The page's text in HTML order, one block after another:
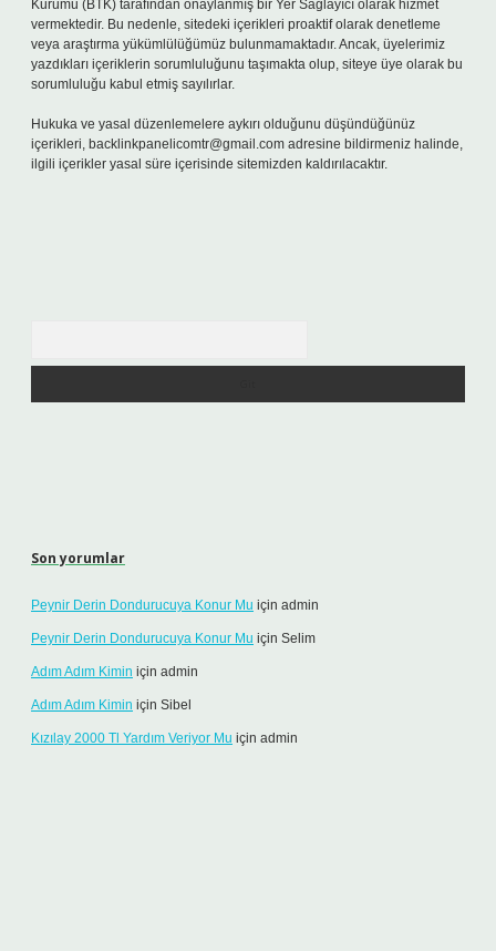
Kurumu (BTK) tarafından onaylanmış bir Yer Sağlayıcı olarak hizmet
vermektedir. Bu nedenle, sitedeki içerikleri proaktif olarak denetleme
veya araştırma yükümlülüğümüz bulunmamaktadır. Ancak, üyelerimiz
yazdıkları içeriklerin sorumluluğunu taşımakta olup, siteye üye olarak bu
sorumluluğu kabul etmiş sayılırlar.
Hukuka ve yasal düzenlemelere aykırı olduğunu düşündüğünüz
içerikleri, backlinkpanelicomtr@gmail.com adresine bildirmeniz halinde,
ilgili içerikler yasal süre içerisinde sitemizden kaldırılacaktır.
Son yorumlar
Peynir Derin Dondurucuya Konur Mu için admin
Peynir Derin Dondurucuya Konur Mu için Selim
Adım Adım Kimin için admin
Adım Adım Kimin için Sibel
Kızılay 2000 Tl Yardım Veriyor Mu için admin